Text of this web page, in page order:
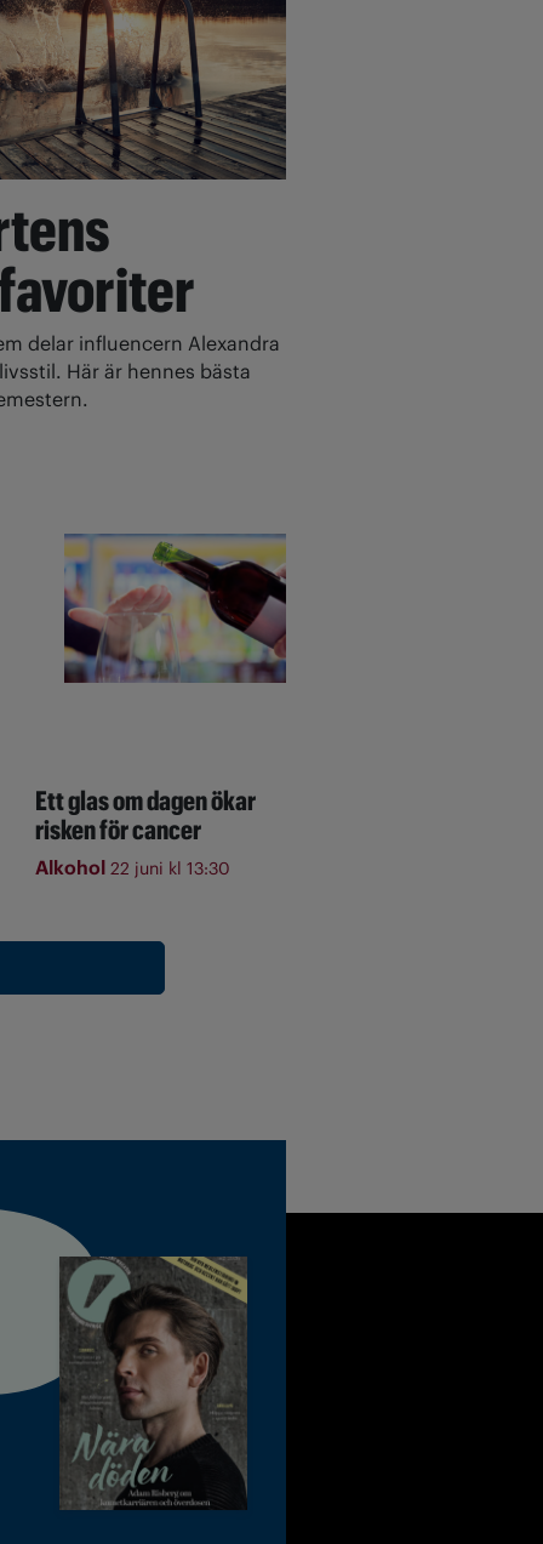
delar influencern Alexandra
Här är hennes bästa
Ett glas om dagen ökar
risken för cancer
Alkohol 22 juni kl 13:30